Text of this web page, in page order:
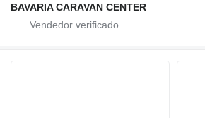
BAVARIA CARAVAN CENTER